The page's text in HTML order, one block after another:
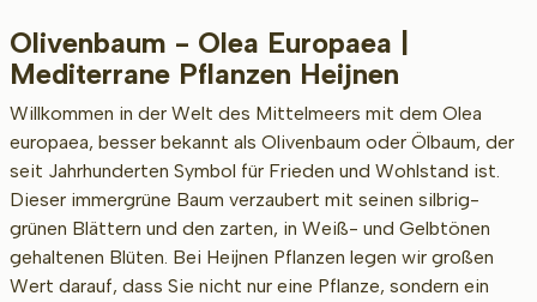
Beschikbaar
Höhe inkl. Topf (cm)
Umfang des Stamms (cm)
Olivenbaum - Olea Europaea |
Mediterrane Pflanzen Heijnen
Willkommen in der Welt des Mittelmeers mit dem Olea
europaea, besser bekannt als Olivenbaum oder Ölbaum, der
seit Jahrhunderten Symbol für Frieden und Wohlstand ist.
Dieser immergrüne Baum verzaubert mit seinen silbrig-
grünen Blättern und den zarten, in Weiß- und Gelbtönen
gehaltenen Blüten. Bei Heijnen Pflanzen legen wir großen
Wert darauf, dass Sie nicht nur eine Pflanze, sondern ein